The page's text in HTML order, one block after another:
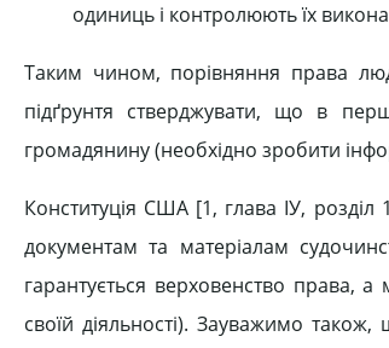
одиниць і контролюють їх
Таким чином, порівняння права
підґрунтя стверджувати, що в
громадянину (необхідно зробити
Конституція США [1, глава ІУ, розділ
документам та матеріалам
гарантується верховенство права,
своїй діяльності). Зауважимо